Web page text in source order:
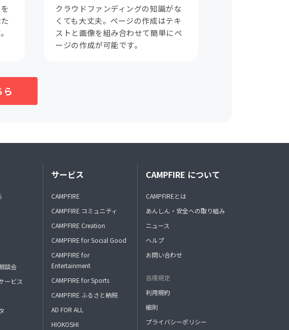
クラウドファンディングの知識がな
くても大丈夫。ページの作成はテキ
ストと画像を組み合わせて簡単にペ
ージの作成が可能です。
談会
ービス
サービス
CAMPFIRE
CAMPFIRE コミュニティ
CAMPFIRE Creation
CAMPFIRE for Social Good
CAMPFIRE for
Entertainment
CAMPFIRE for Sports
CAMPFIRE ふるさと納税
AD FOR ALL
HIOKOSHI
CAMPFIRE について
CAMPFIREとは
あんしん・安全への取り組み
ニュース
ヘルプ
お問い合わせ
各種規定
利用規約
細則
プライバシーポリシー